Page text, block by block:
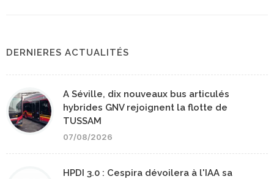
DERNIERES ACTUALITÉS
A Séville, dix nouveaux bus articulés
hybrides GNV rejoignent la flotte de
TUSSAM
07/08/2026
HPDI 3.0 : Cespira dévoilera à l'IAA sa